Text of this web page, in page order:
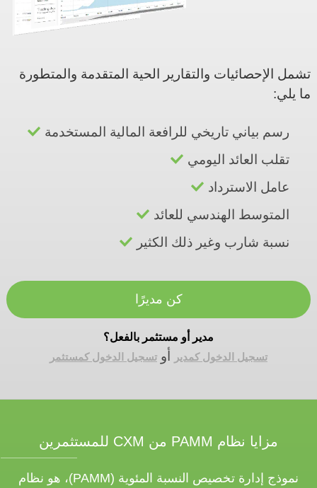
تشمل الإحصائيات والتقارير الحية المتقدمة والمتطورة
ما يلي:
رسم بياني تاريخي للرافعة المالية المستخدمة
تقلب العائد اليومي
عامل الاسترداد
المتوسط الهندسي للعائد
نسبة شارب وغير ذلك الكثير
كن مديرًا
مدير أو مستثمر بالفعل؟
تسجيل الدخول كمدير
أو تسجيل الدخول كمستثمر
مزايا نظام PAMM من CXM للمستثمرين
نموذج إدارة تخصيص النسبة المئوية (PAMM)، هو نظام